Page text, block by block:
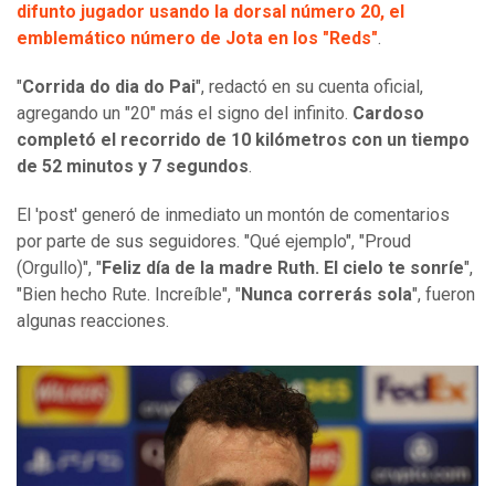
difunto jugador usando la dorsal número 20, el
emblemático número de Jota en los "Reds".
"Corrida do dia do Pai", redactó en su cuenta oficial,
agregando un "20" más el signo del infinito. Cardoso
completó el recorrido de 10 kilómetros con un tiempo
de 52 minutos y 7 segundos.
El 'post' generó de inmediato un montón de comentarios
por parte de sus seguidores. "Qué ejemplo", "Proud
(Orgullo)", " Feliz día de la madre Ruth. El cielo te sonríe",
"Bien hecho Rute. Increíble", " Nunca correrás sola", fueron
algunas reacciones.